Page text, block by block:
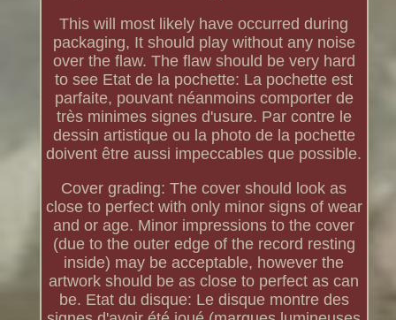
This will most likely have occurred during
packaging, It should play without any noise
over the flaw. The flaw should be very hard
to see Etat de la pochette: La pochette est
parfaite, pouvant néanmoins comporter de
très minimes signes d'usure. Par contre le
dessin artistique ou la photo de la pochette
doivent être aussi impeccables que possible.
Cover grading: The cover should look as
close to perfect with only minor signs of wear
and or age. Minor impressions to the cover
(due to the outer edge of the record resting
inside) may be acceptable, however the
artwork should be as close to perfect as can
be. Etat du disque: Le disque montre des